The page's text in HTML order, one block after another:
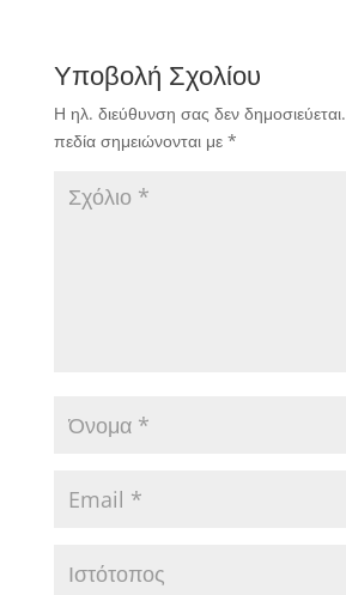
Υποβολή Σχολίου
Η ηλ. διεύθυνση σας δεν δημοσιεύεται.
πεδία σημειώνονται με *